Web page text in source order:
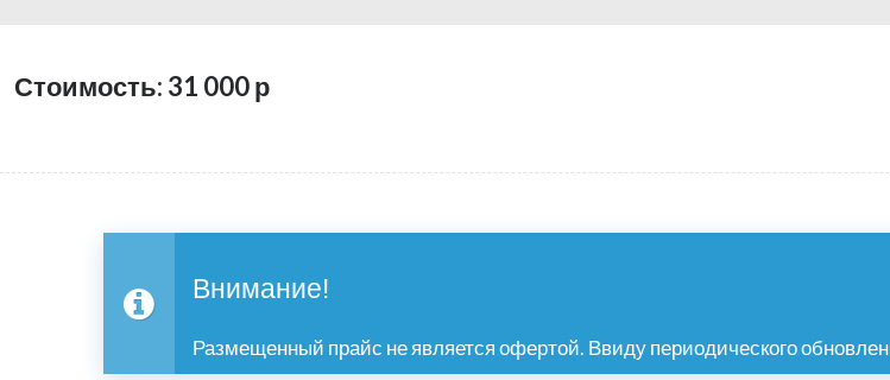
Стоимость: 31 000р
Внимание!
Размещенный прайс не является офертой. Ввиду периодического